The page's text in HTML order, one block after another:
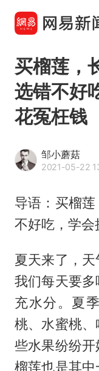
买榴莲，
选错不好
花冤枉钱
邹小蘑菇
2021-05-22
导语：买榴
不好吃，学
夏天来了，天
我们每天要
充水分。夏
桃、水蜜桃
些水果纷纷开
榴莲也是其